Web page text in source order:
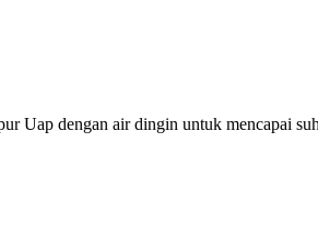
Uap dengan air dingin untuk mencapai